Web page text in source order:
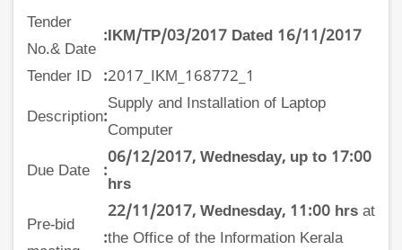
Tender
No.& Date
:IKM/TP/03/2017 Dated 16/11/2017
Tender ID :2017_IKM_168772_1
Description:
Supply and Installation of Laptop
Computer
Due Date :
06/12/2017, Wednesday, up to 17:00
hrs
Pre-bid
:
22/11/2017, Wednesday, 11:00 hrs at
the Office of the Information Kerala